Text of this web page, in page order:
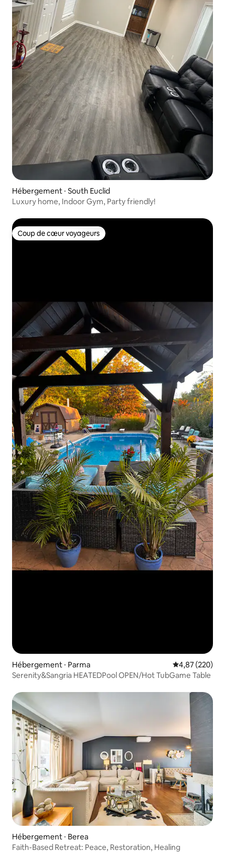
Hébergement ⋅ South Euclid
Luxury home, Indoor Gym, Party friendly!
Coup de cœur voyageurs
Coup de cœur voyageurs
Hébergement ⋅ Parma Évaluation
4,87 (220)
Serenity&Sangria HEATEDPool OPEN/Hot TubGame Table
Hébergement ⋅ Berea
Faith-Based Retreat: Peace, Restoration, Healing